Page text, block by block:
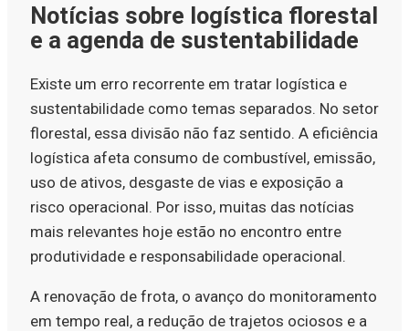
Notícias sobre logística florestal
e a agenda de sustentabilidade
Existe um erro recorrente em tratar logística e
sustentabilidade como temas separados. No setor
florestal, essa divisão não faz sentido. A eficiência
logística afeta consumo de combustível, emissão,
uso de ativos, desgaste de vias e exposição a
risco operacional. Por isso, muitas das notícias
mais relevantes hoje estão no encontro entre
produtividade e responsabilidade operacional.
A renovação de frota, o avanço do monitoramento
em tempo real, a redução de trajetos ociosos e a